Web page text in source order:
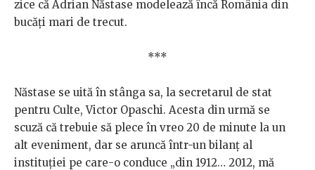
zice că Adrian Năstase modelează încă România din
bucăți mari de trecut.
***
Năstase se uită în stânga sa, la secretarul de stat
pentru Culte, Victor Opaschi. Acesta din urmă se
scuză că trebuie să plece în vreo 20 de minute la un
alt eveniment, dar se aruncă într-un bilanț al
instituției pe care-o conduce „din 1912… 2012, mă